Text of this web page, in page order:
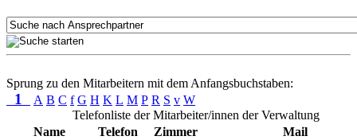
Sprung zu den Mitarbeitern mit dem Anfangsbuchstaben:
1 A B C f G H K L M P R S v W
Telefonliste der Mitarbeiter/innen der Verwaltung
Name
Telefon Zimmer Mail